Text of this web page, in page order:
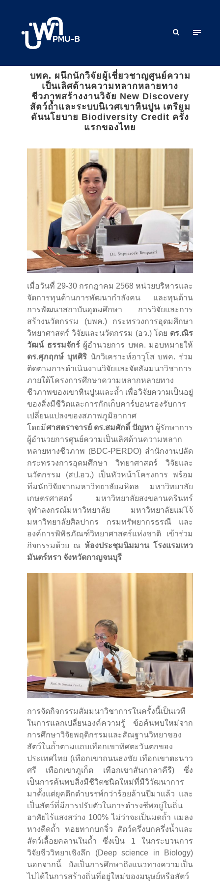
บพค. ผนึกนักวิจัยผู้เชี่ยวชาญศูนย์ความ
เป็นเลิศด้านความหลากหลายทาง
ชีวภาพสร้างงานวิจัย New Discovery
สัตว์ถ้ำและระบบนิเวศเขาหินปูน เตรียม
ดันนโยบาย Biodiversity Credit ครััง
แรกของไทย
เมื่อวันที่ 29-30 กรกฎาคม 2568 หน่วยบริหารและ
จัดการทุนด้านการพัฒนากำลังคน และทุนด้าน
การพัฒนาสถาบันอุดมศึกษา การวิจัยและการ
สร้างนวัตกรรม (บพค.) กระทรวงการอุดมศึกษา
วิทยาศาสตร์ วิจัยและนวัตกรรม (อว.) โดย ดร.ณิร
วัฒน์ ธรรมจักร์ผู้อำนวยการ บพค. มอบหมายให้
ดร.ศุภฤกษ์ บุพศิรินักวิเคราะห์อาวุโส บพค. ร่วม
ติดตามการดำเนินงานวิจัยและจัดสัมมนาวิชาการ
ภายใต้โครงการศึกษาความหลากหลายทาง
ชีวภาพของเขาหินปูนและถ้ำ เพื่อวิจัยความเป็นอยู่
ของสิ่งมีชีวิตและการกักเก็บคาร์บอนรองรับการ
เปลี่ยนแปลงของสภาพภูมิอากาศ
โดยมีศาสตราจารย์ ดร.สมศักดิ์ ปัญหา ผู้รักษาการ
ผู้อำนวยการศูนย์ความเป็นเลิศด้านความหลาก
หลายทางชีวภาพ (BDC-PERDO) สำนักงานปลัด
กระทรวงการอุดมศึกษา วิทยาศาสตร์ วิจัยและ
นวัตกรรม (สป.อว.) เป็นหัวหน้าโครงการ พร้อม
ทีมนักวิจัยจากมหาวิทยาลัยมหิดล มหาวิทยาลัย
เกษตรศาสตร์ มหาวิทยาลัยสงขลานครินทร์
จุฬาลงกรณ์มหาวิทยาลัย มหาวิทยาลัยแม่โจ้
มหาวิทยาลัยศิลปากร กรมทรัพยากรธรณี และ
องค์การพิพิธภัณฑ์วิทยาศาสตร์แห่งชาติ เข้าร่วม
กิจกรรมด้วย ณ ห้องประชุมนิมมาน โรงแรมเทว
มันตร์ทรา จังหวัดกาญจนบุรี
การจัดกิจกรรมสัมมนาวิชาการในครั้งนี้เป็นเวที
ในการแลกเปลี่ยนองค์ความรู้ ข้อค้นพบใหม่จาก
การศึกษาวิจัยพฤติกรรมและสัณฐานวิทยาของ
สัตว์ในถ้ำตามแถบเทือกเขาทิศตะวันตกของ
ประเทศไทย (เทือกเขาถนนธงชัย เทือกเขาตะนาว
ศรี เทือกเขาภูเก็ต เทือกเขาสันกาลาคีรี) ซึ่ง
เป็นการค้นพบสิ่งมีชีวิตชนิดใหม่ที่มีวิวัฒนาการ
มาตั้งแต่ยุคดึกดำบรรพ์กว่าร้อยล้านปีมาแล้ว และ
เป็นสัตว์ที่มีการปรับตัวในการดำรงชีพอยู่ในถิ่น
อาศัยไร้แสงสว่าง 100% ไม่ว่าจะเป็นมดถ้ำ แมลง
หางดีดถ้ำ หอยทากบกจิ๋ว สัตว์ครึ่งบกครึ่งน้ำและ
สัตว์เลื้อยคลานในถ้ำ ซึ่งเป็น 1 ในกระบวนการ
วิจัยชีววิทยาเชิงลึก (Deep science in Biology)
นอกจากนี้ ยังเป็นการศึกษาถึงแนวทางความเป็น
ไปได้ในการสร้างถิ่นที่อยู่ใหม่ของมนุษย์หรือสัตว์